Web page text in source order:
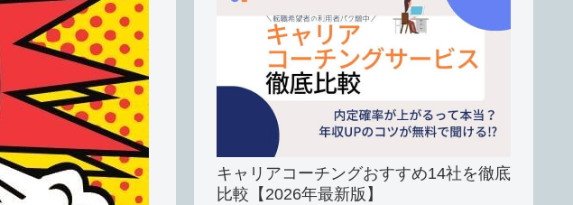
キャリアコーチングおすすめ14社を徹底
比較【2026年最新版】